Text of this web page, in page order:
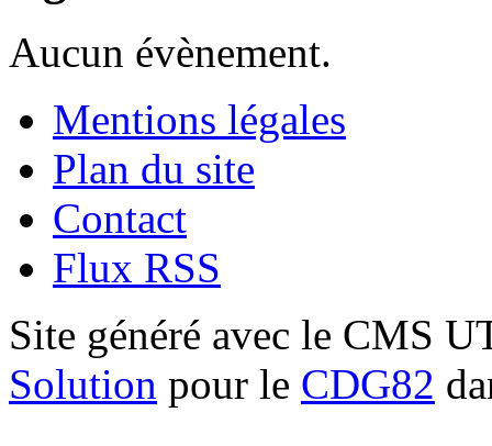
Aucun évènement.
Mentions légales
Plan du site
Contact
Flux RSS
Site généré avec le CMS
Solution pour le CDG82